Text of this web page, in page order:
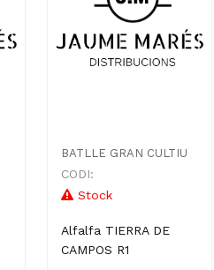
BATLLE GRAN CULTIU
CODI:
Stock
Alfalfa TIERRA DE
CAMPOS R1